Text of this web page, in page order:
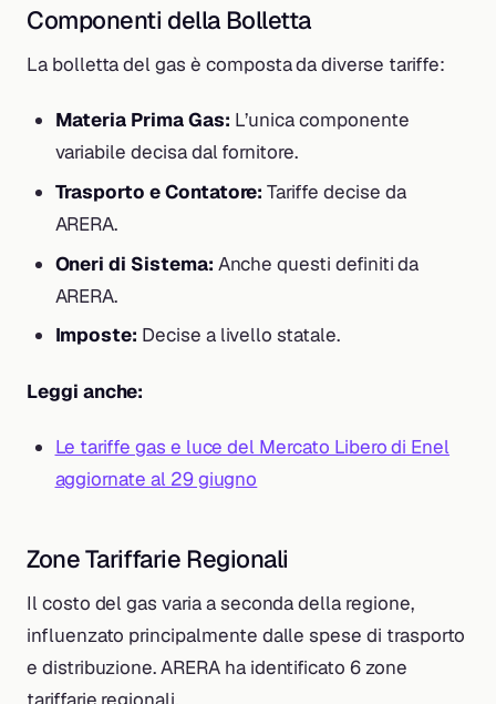
Componenti della Bolletta
La bolletta del gas è composta da diverse tariffe:
Materia Prima Gas: L’unica componente
variabile decisa dal fornitore.
Trasporto e Contatore: Tariffe decise da
ARERA.
Oneri di Sistema: Anche questi definiti da
ARERA.
Imposte: Decise a livello statale.
Leggi anche:
Le tariffe gas e luce del Mercato Libero di Enel
aggiornate al 29 giugno
Zone Tariffarie Regionali
Il costo del gas varia a seconda della regione,
influenzato principalmente dalle spese di trasporto
e distribuzione. ARERA ha identificato 6 zone